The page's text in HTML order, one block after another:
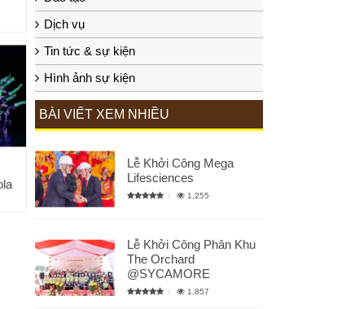
Dịch vụ
Tin tức & sự kiện
Hình ảnh sự kiện
BÀI VIẾT XEM NHIỀU
Lễ Khởi Công Mega
Lifesciences
1,255
Lễ Khởi Công Phân Khu
The Orchard
@SYCAMORE
1,857